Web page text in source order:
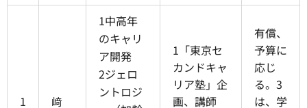
1
﨑
1中高年
のキャリ
ア開発
2ジェロ
ントロジ
1「東京セ
カンドキャ
リア塾」企
画、講師
有償、
予算に
応じ
る。3
は、学